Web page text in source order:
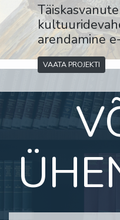
arendamine
VAATA PROJEKTI